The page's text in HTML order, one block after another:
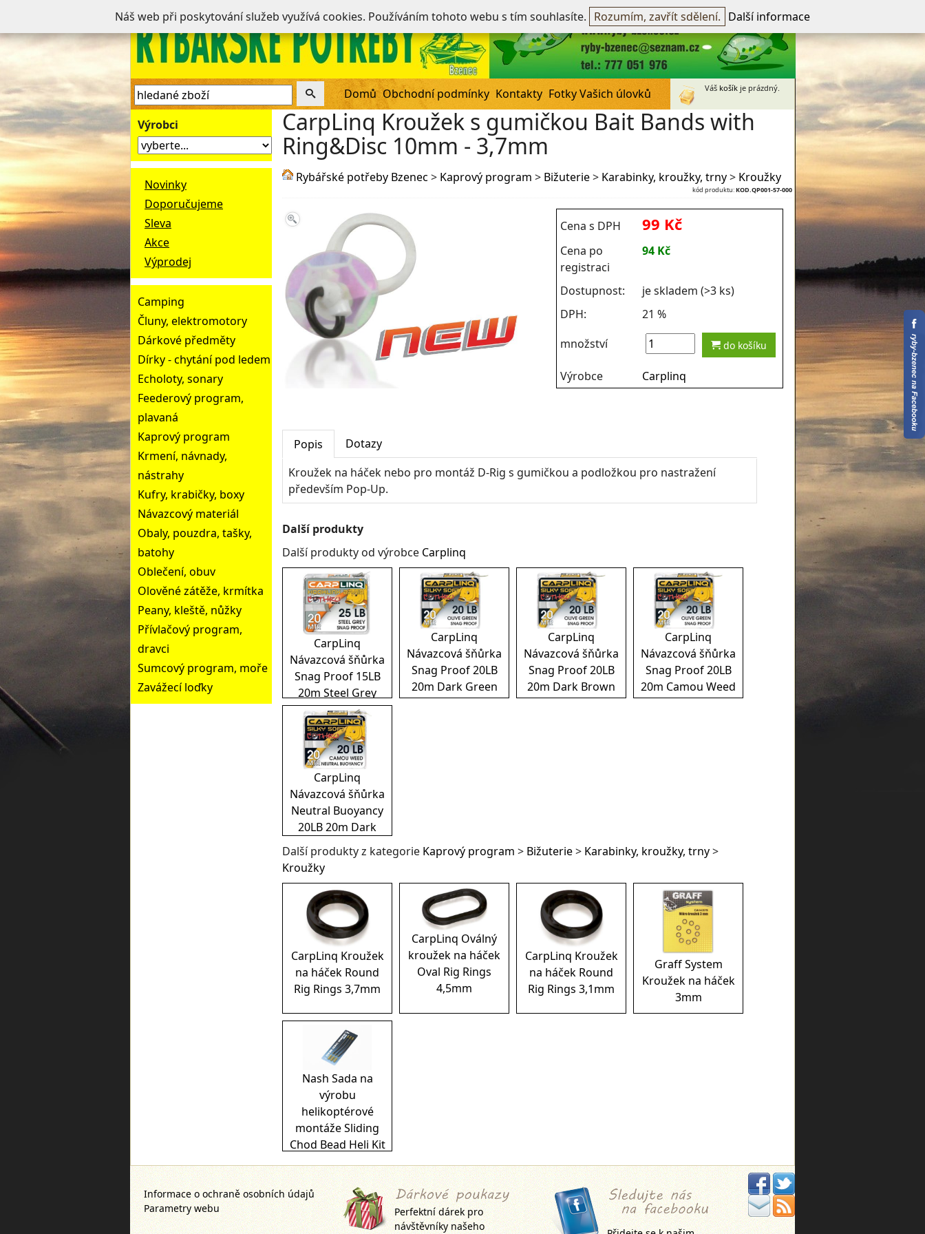
Nepřihlášen -přihlásit~Registrovat
Domů Obchodní podmínky Kontakty Fotky Vašich úlovků Váš košík je prázdný.
Výrobci
Novinky
Doporučujeme
Sleva
Akce
Výprodej
Camping
Čluny, elektromotory
Dárkové předměty
Dírky - chytání pod ledem
Echoloty, sonary
Feederový program,
plavaná
Kaprový program
Krmení, návnady,
nástrahy
Kufry, krabičky, boxy
Návazcový materiál
Obaly, pouzdra, tašky,
batohy
Oblečení, obuv
Olověné zátěže, krmítka
Peany, kleště, nůžky
Přívlačový program,
dravci
Sumcový program, moře
Zavážecí loďky
CarpLinq Kroužek s gumičkou Bait Bands with
Ring&Disc 10mm - 3,7mm
Rybářské potřeby Bzenec > Kaprový program > Bižuterie> Karabinky, kroužky, trny> Kroužky
kód produktu:KOD.QP001-57-000
Cena s DPH 99 Kč
Cena po
registraci
94 Kč
Dostupnost:
je skladem (>3 ks)
DPH:
21 %
množství
do košíku
Výrobce Carplinq
Popis
Dotazy
Kroužek na háček nebo pro montáž D-Rig s gumičkou a podložkou pro nastražení
především Pop-Up.
Další produkty
Další produkty od výrobce Carplinq
CarpLinq
Návazcová šňůrka
Snag Proof 15LB
20m Steel Grey
CarpLinq
Návazcová šňůrka
Snag Proof 20LB
20m Dark Green
CarpLinq
Návazcová šňůrka
Snag Proof 20LB
20m Dark Brown
CarpLinq
Návazcová šňůrka
Snag Proof 20LB
20m Camou Weed
CarpLinq
Návazcová šňůrka
Neutral Buoyancy
20LB 20m Dark
Brown
Další produkty z kategorie Kaprový program > Bižuterie> Karabinky, kroužky, trny>
Kroužky
CarpLinq Kroužek
na háček Round
Rig Rings 3,7mm
CarpLinq Oválný
kroužek na háček
Oval Rig Rings
4,5mm
CarpLinq Kroužek
na háček Round
Rig Rings 3,1mm
Graff System
Kroužek na háček
3mm
Nash Sada na
výrobu
helikoptérové
montáže Sliding
Chod Bead Heli Kit
Informace o ochraně osobních údajů
Parametry webu
Perfektní dárek pro
návštěvníky našeho
Náš web při poskytování služeb využívá cookies. Používáním tohoto webu s tím souhlasíte. Rozumím, zavřít sdělení. Další informace